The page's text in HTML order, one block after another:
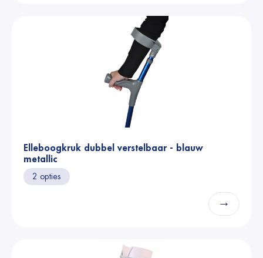
Elleboogkruk dubbel verstelbaar - blauw
metallic
2 opties
→